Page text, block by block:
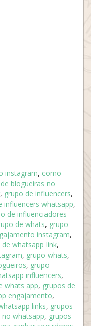
instagram, como
blogueiras no
, grupo de influencers,
influencers whatsapp,
de influenciadores
de whats, grupo
instagram,
de whatsapp link,
, grupo whats,
, grupo
influencers,
whats app, grupos de
engajamento,
links, grupos
no whatsapp, grupos